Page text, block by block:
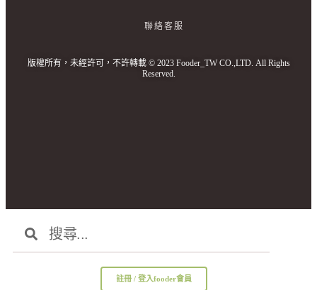
聯絡客服
版權所有，未經許可，不許轉載 © 2023 Fooder_TW CO.,LTD. All Rights
Reserved.
註冊 / 登入fooder會員